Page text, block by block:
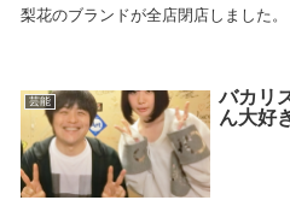
梨花のブランドが全店閉店しました
芸能
バカリ
ん大好